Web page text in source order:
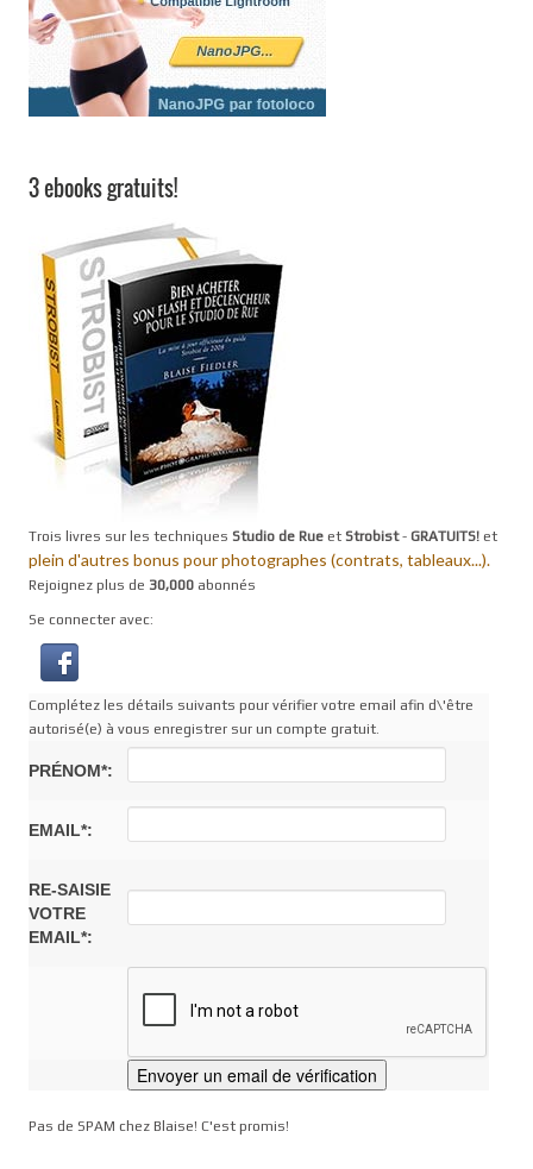
3 ebooks gratuits!
Trois livres sur les techniques Studio de Rue et Strobist- GRATUITS! et
plein d'autres bonus pour photographes (contrats, tableaux...).
Rejoignez plus de 30,000 abonnés
Se connecter avec:
Complétez les détails suivants pour vérifier votre email afin d\'être
autorisé(e) à vous enregistrer sur un compte gratuit.
PRÉNOM*:
EMAIL*:
RE-SAISIE
VOTRE
EMAIL*:
Pas de SPAM chez Blaise! C'est promis!